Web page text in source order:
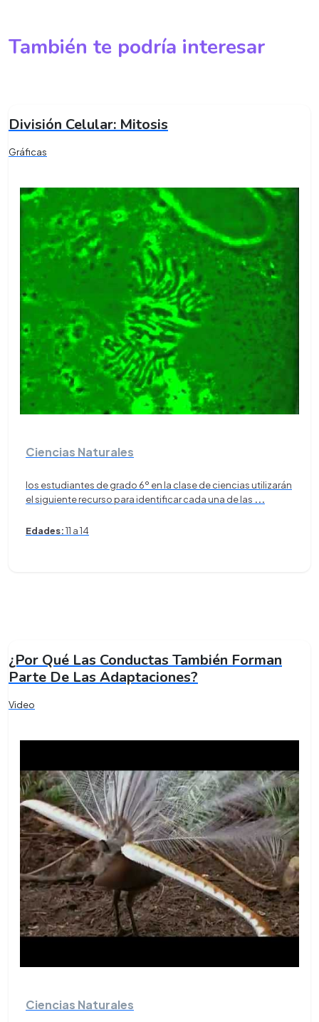
También te podría interesar
División Celular: Mitosis
Gráficas
Ciencias Naturales
los estudiantes de grado 6º en la clase de ciencias utilizarán
el siguiente recurso para identificar cada una de las ...
Edades:11 a 14
¿Por Qué Las Conductas También Forman
Parte De Las Adaptaciones?
Video
Ciencias Naturales